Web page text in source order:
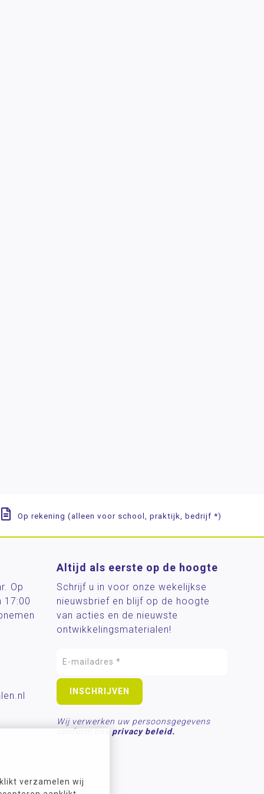
verzamelen wij
Op rekening (alleen voor school, praktijk, bedrijf *)
Op
17:00
Altijd als eerste op de hoogte
Schrijf u in voor onze wekelijkse
nieuwsbrief en blijf op de hoogte
van acties en de nieuwste
ontwikkelingsmaterialen!
Wij verwerken uw persoonsgegevens
conform ons privacy beleid.